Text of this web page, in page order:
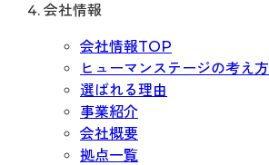
会社情報
会社情報TOP
ヒューマンステージの考え方
選ばれる理由
事業紹介
会社概要
拠点一覧